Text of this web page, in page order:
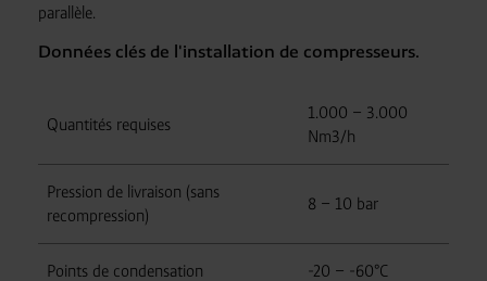
parallèle.
Données clés de l'installation de compresseurs.
Quantités requises
1.000 – 3.000
Nm3/h
Pression de livraison (sans
recompression)
8 – 10 bar
Points de condensation -20 – -60°C